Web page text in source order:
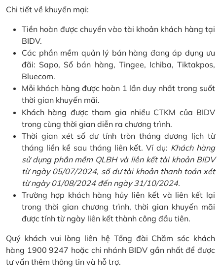
Chi tiết về khuyến mại:
Tiền hoàn được chuyển vào tài khoản khách hàng tại
BIDV.
Các phần mềm quản lý bán hàng đang áp dụng ưu
đãi: Sapo, Sổ bán hàng, Tingee, Ichiba, Tiktakpos,
Bluecom.
Mỗi khách hàng được hoàn 1 lần duy nhất trong suốt
thời gian khuyến mãi.
Khách hàng được tham gia nhiều CTKM của BIDV
trong cùng thời gian diễn ra chương trình.
Thời gian xét số dư tính tròn tháng dương lịch từ
tháng liền kề sau tháng liên kết. Ví dụ: Khách hàng
sử dụng phần mềm QLBH và liên kết tài khoản BIDV
từ ngày 05/07/2024, số dư tài khoản thanh toán xét
từ ngày 01/08/2024 đến ngày 31/10/2024.
Trường hợp khách hàng hủy liên kết và liên kết lại
trong thời gian chương trình, thời gian khuyến mãi
được tính từ ngày liên kết thành công đầu tiên.
Quý khách vui lòng liên hệ Tổng đài Chăm sóc khách
hàng 1900 9247 hoặc chi nhánh BIDV gần nhất để được
tư vấn thêm thông tin và hỗ trợ.